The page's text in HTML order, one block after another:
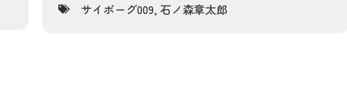
サイボーグ009, 石ノ森章太郎